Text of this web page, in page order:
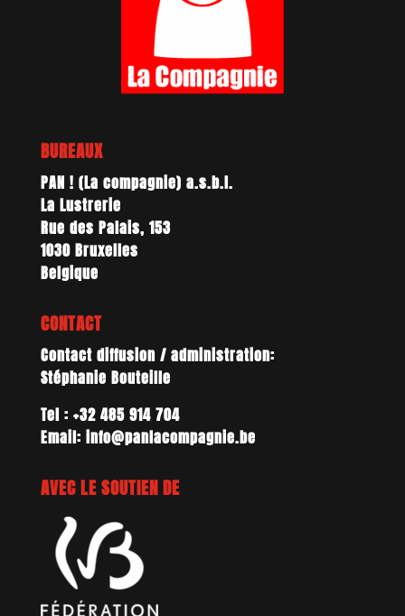
BUREAUX
PAN ! (La compagnie) a.s.b.l.
La Lustrerie
Rue des Palais, 153
1030 Bruxelles
Belgique
CONTACT
Contact diffusion / administration:
Stéphanie Bouteille
Tel : +32 485 914 704
Email: info@panlacompagnie.be
AVEC LE SOUTIEN DE